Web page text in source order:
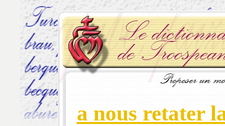
a nous retater